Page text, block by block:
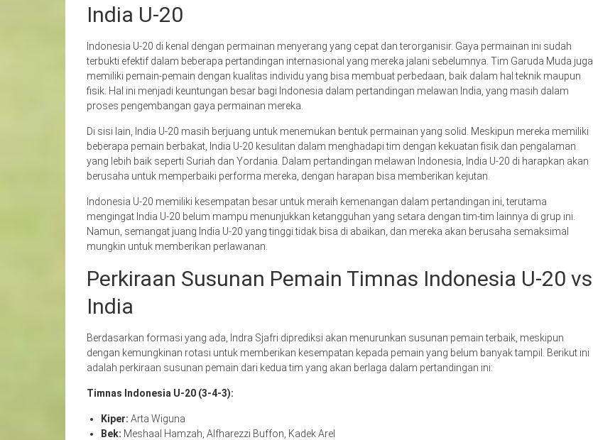
India U-20
Indonesia U-20 di kenal dengan permainan menyerang yang cepat dan terorganisir. Gaya permainan ini sudah
terbukti efektif dalam beberapa pertandingan internasional yang mereka jalani sebelumnya. Tim Garuda Muda juga
memiliki pemain-pemain dengan kualitas individu yang bisa membuat perbedaan, baik dalam hal teknik maupun
fisik. Hal ini menjadi keuntungan besar bagi Indonesia dalam pertandingan melawan India, yang masih dalam
proses pengembangan gaya permainan mereka.
Di sisi lain, India U-20 masih berjuang untuk menemukan bentuk permainan yang solid. Meskipun mereka memiliki
beberapa pemain berbakat, India U-20 kesulitan dalam menghadapi tim dengan kekuatan fisik dan pengalaman
yang lebih baik seperti Suriah dan Yordania. Dalam pertandingan melawan Indonesia, India U-20 di harapkan akan
berusaha untuk memperbaiki performa mereka, dengan harapan bisa memberikan kejutan.
Indonesia U-20 memiliki kesempatan besar untuk meraih kemenangan dalam pertandingan ini, terutama
mengingat India U-20 belum mampu menunjukkan ketangguhan yang setara dengan tim-tim lainnya di grup ini.
Namun, semangat juang India U-20 yang tinggi tidak bisa di abaikan, dan mereka akan berusaha semaksimal
mungkin untuk memberikan perlawanan.
Perkiraan Susunan Pemain Timnas Indonesia U-20 vs
India
Berdasarkan formasi yang ada, Indra Sjafri diprediksi akan menurunkan susunan pemain terbaik, meskipun
dengan kemungkinan rotasi untuk memberikan kesempatan kepada pemain yang belum banyak tampil. Berikut ini
adalah perkiraan susunan pemain dari kedua tim yang akan berlaga dalam pertandingan ini:
Timnas Indonesia U-20 (3-4-3):
Kiper: Arta Wiguna
Bek: Meshaal Hamzah, Alfharezzi Buffon, Kadek Arel